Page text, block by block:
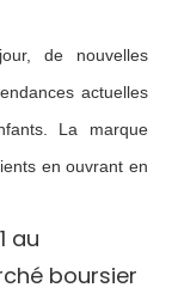
de nouvelles
actuelles
La marque
en ouvrant en
au
boursier